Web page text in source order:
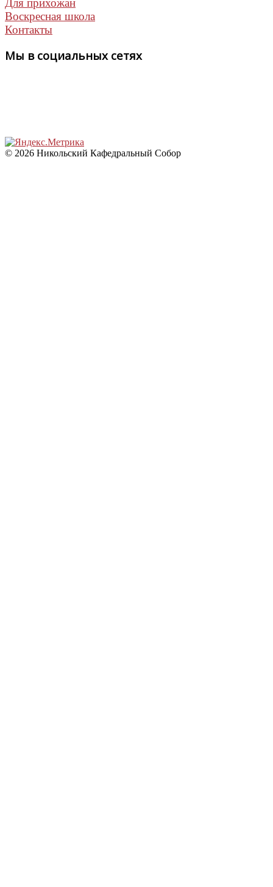
Воскресная школа
Контакты
Мы в социальных сетях
© 2026 Никольский Кафедральный Собор